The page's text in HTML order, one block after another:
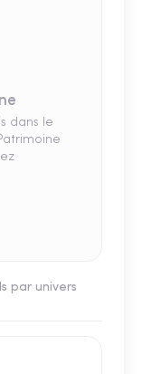
dans le
par univers